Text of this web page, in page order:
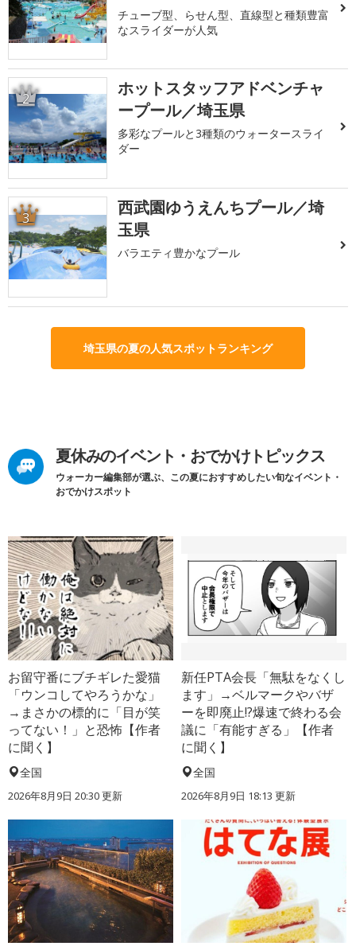
チューブ型、らせん型、直線型と種類豊富
なスライダーが人気
2
ホットスタッフアドベンチャ
ープール／埼玉県
多彩なプールと3種類のウォータースライ
ダー
3
西武園ゆうえんちプール／埼
玉県
バラエティ豊かなプール
埼玉県の夏の人気スポットランキング
夏休みのイベント・おでかけトピックス
ウォーカー編集部が選ぶ、この夏におすすめしたい旬なイベント・
おでかけスポット
お留守番にブチギレた愛猫
「ウンコしてやろうかな」
→まさかの標的に「目が笑
ってない！」と恐怖【作者
に聞く】
全国
2026年8月9日 20:30更新
新任PTA会長「無駄をなくし
ます」→ベルマークやバザ
ーを即廃止!?爆速で終わる会
議に「有能すぎる」【作者
に聞く】
全国
2026年8月9日 18:13 更新